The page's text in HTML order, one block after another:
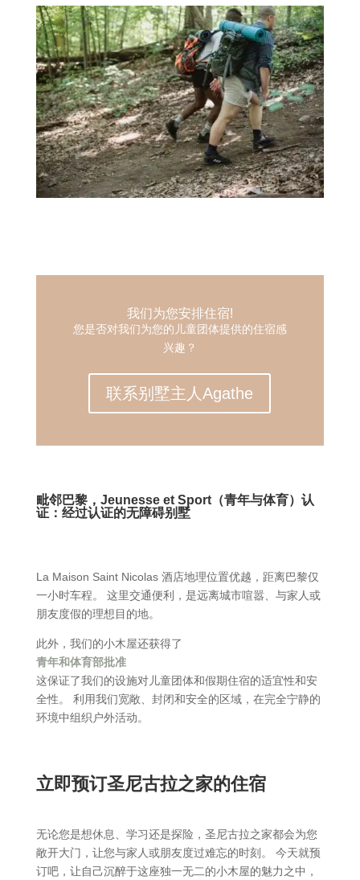
我们为您安排住宿!
您是否对我们为您的儿童团体提供的住宿感
兴趣？
联系别墅主人Agathe
毗邻巴黎，Jeunesse et Sport（青年与体育）认
证：经过认证的无障碍别墅
La Maison Saint Nicolas 酒店地理位置优越，距离巴黎仅
一小时车程。 这里交通便利，是远离城市喧嚣、与家人或
朋友度假的理想目的地。
此外，我们的小木屋还获得了
青年和体育部批准
这保证了我们的设施对儿童团体和假期住宿的适宜性和安
全性。 利用我们宽敞、封闭和安全的区域，在完全宁静的
环境中组织户外活动。
立即预订圣尼古拉之家的住宿
无论您是想休息、学习还是探险，圣尼古拉之家都会为您
敞开大门，让您与家人或朋友度过难忘的时刻。 今天就预
订吧，让自己沉醉于这座独一无二的小木屋的魅力之中，